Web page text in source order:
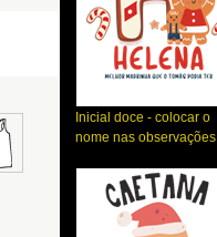
Inicial doce - colocar o
nome nas observações